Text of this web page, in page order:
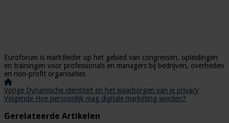
Euroforum is marktleider op het gebied van congressen, opleidingen
en trainingen voor professionals en managers bij bedrijven, overheden
en non-profit organisaties
Vorige Dynamische identiteit en het waarborgen van je privacy
Volgende Hoe persoonlijk mag digitale marketing worden?
Gerelateerde Artikelen